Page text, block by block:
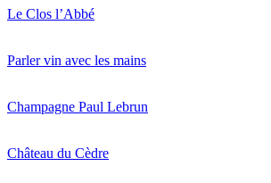
Le Clos l’Abbé
Parler vin avec les mains
Champagne Paul Lebrun
Château du Cèdre